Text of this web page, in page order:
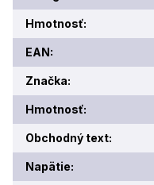
Hmotnosť:
EAN:
Značka:
Hmotnosť:
Obchodný text:
Napätie: